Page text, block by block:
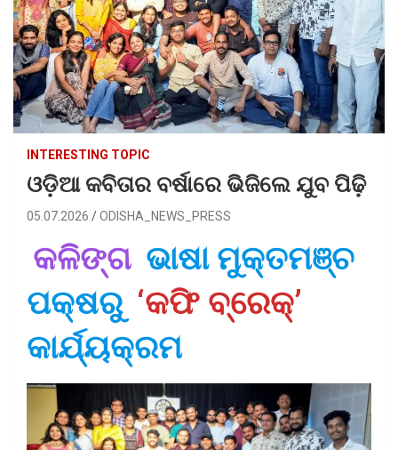
INTERESTING TOPIC
ଓଡ଼ିଆ କବିତାର ବର୍ଷାରେ ଭିଜିଲେ ଯୁବ ପିଢ଼ି
05.07.2026 ODISHA_NEWS_PRESS
କଳିଙ୍ଗ ଭାଷା ମୁକ୍ତମଞ୍ଚ
ପକ୍ଷରୁ ‘କଫି ବ୍ରେକ୍’
କାର୍ଯ୍ୟକ୍ରମ